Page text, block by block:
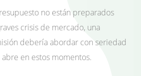
no están preparados
crisis de mercado, una
debería abordar con seriedad
en estos momentos.